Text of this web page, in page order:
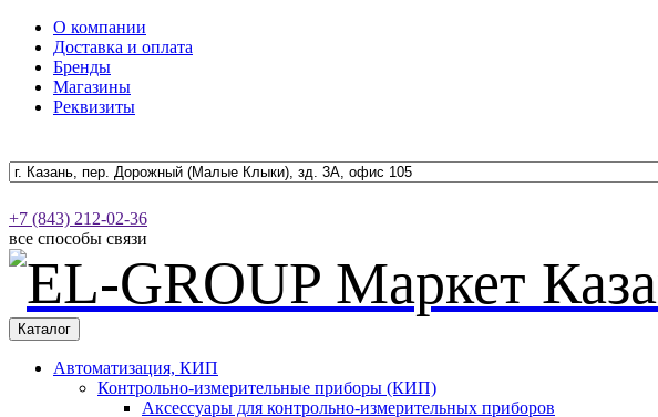
О компании
Доставка и оплата
Бренды
Магазины
Реквизиты
+7 (843) 212-02-36
все способы связи
Каталог
Автоматизация, КИП
Контрольно-измерительные приборы (КИП)
Аксессуары для контрольно-измерительных приборов